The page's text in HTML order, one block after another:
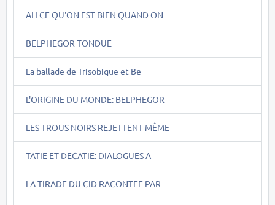
AH CE QU'ON EST BIEN QUAND ON
BELPHEGOR TONDUE
La ballade de Trisobique et Be
L'ORIGINE DU MONDE: BELPHEGOR
LES TROUS NOIRS REJETTENT MÊME
TATIE ET DECATIE: DIALOGUES A
LA TIRADE DU CID RACONTEE PAR